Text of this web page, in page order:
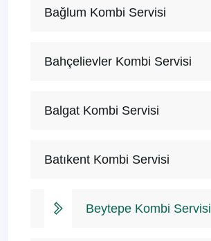
Bağlum Kombi Servisi
Bahçelievler Kombi Servisi
Balgat Kombi Servisi
Batıkent Kombi Servisi
Beytepe Kombi Servisi